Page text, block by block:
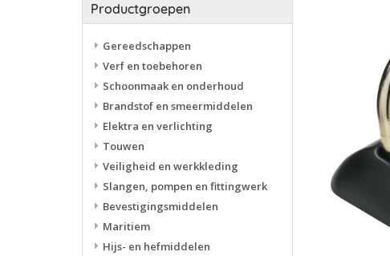
Productgroepen
Gereedschappen
Verf en toebehoren
Schoonmaak en onderhoud
Brandstof en smeermiddelen
Elektra en verlichting
Touwen
Veiligheid en werkkleding
Slangen, pompen en fittingwerk
Bevestigingsmiddelen
Maritiem
Hijs- en hefmiddelen